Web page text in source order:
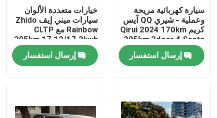
منزل
حول بنا
سيارة كهربائية مريحة
وعملية - شيري QQ آيس
كريم Qirui 2024 170km
205km 3door 4 Seats
ميني EV مينيكار
إرسال استفسار
خيارات متعددة الألوان
سيارات ميني إيف Zhido
Rainbow مع CLTP
205km 17.13/17.3kwh
بطارية ل 20&30kw
الطاقةإرسال استفسار